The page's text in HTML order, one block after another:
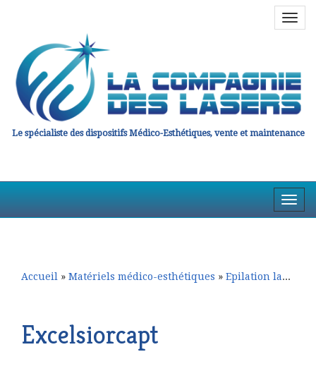
Le spécialiste des dispositifs Médico-Esthétiques, vente et maintenance
la
en
Accueil » Matériels médico-esthétiques » Epilation laser
Excelsiorcapt